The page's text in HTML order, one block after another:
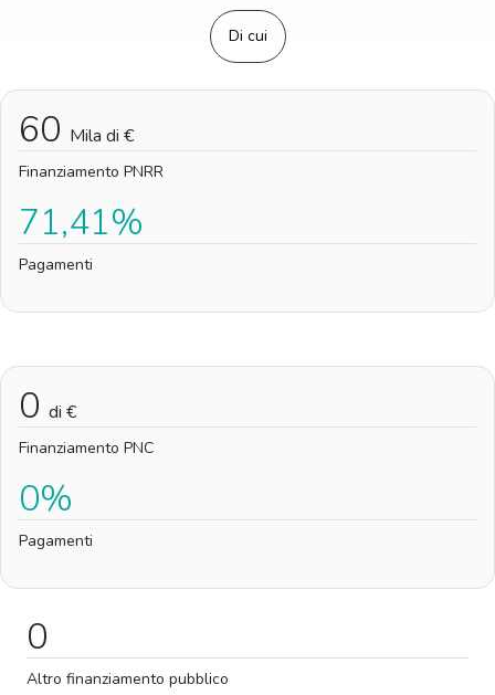
Di cui
60 Mila di €
Finanziamento PNRR
71,41%
Pagamenti
0 di €
Finanziamento PNC
0%
Pagamenti
0
Altro finanziamento pubblico